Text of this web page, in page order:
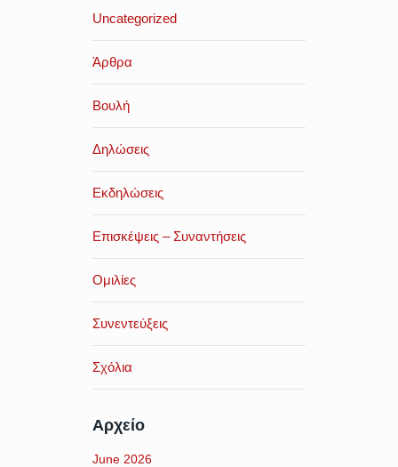
Uncategorized
Άρθρα
Βουλή
Δηλώσεις
Εκδηλώσεις
Επισκέψεις – Συναντήσεις
Ομιλίες
Συνεντεύξεις
Σχόλια
Αρχείο
June 2026